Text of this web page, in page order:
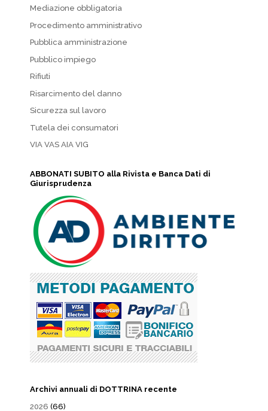
Mediazione obbligatoria
Procedimento amministrativo
Pubblica amministrazione
Pubblico impiego
Rifiuti
Risarcimento del danno
Sicurezza sul lavoro
Tutela dei consumatori
VIA VAS AIA VIG
ABBONATI SUBITO alla Rivista e Banca Dati di
Giurisprudenza
Archivi annuali di DOTTRINA recente
2026 (66)